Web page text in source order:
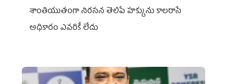
శాంతియుతంగా నిరసన తెలిపే హక్కును కాలరాసే
అధికారం ఎవరికీ లేదు